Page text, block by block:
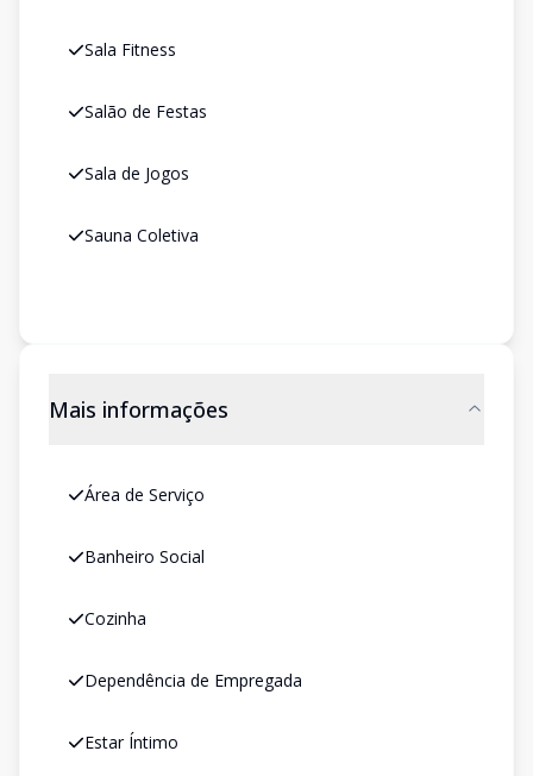
Sala Fitness
Salão de Festas
Sala de Jogos
Sauna Coletiva
Mais informações
Área de Serviço
Banheiro Social
Cozinha
Dependência de Empregada
Estar Íntimo